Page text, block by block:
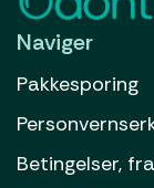
Naviger
Pakkesporing
Betingelser,